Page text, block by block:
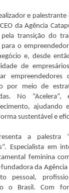
e palestrante
da Agência
transição do
o
e, desde
de
empreendedores
por meio de
No “Acelera”,
ajudando
sustentável e
a palestra
Especialista em
feminina
da
pessoal,
o Brasil. Com